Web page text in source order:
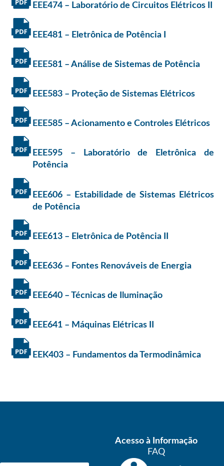
EEE474 – Laboratório de Circuitos Elétricos II
EEE481 – Eletrônica de Potência I
EEE581 – Análise de Sistemas de Potência
EEE583 – Proteção de Sistemas Elétricos
EEE585 – Acionamento e Controles Elétricos
EEE595 – Laboratório de Eletrônica de
Potência
EEE606 – Estabilidade de Sistemas Elétricos
de Potência
EEE613 – Eletrônica de Potência II
EEE636 – Fontes Renováveis de Energia
EEE640 – Técnicas de Iluminação
EEE641 – Máquinas Elétricas II
EEK403 – Fundamentos da Termodinâmica
Acesso à Informação
FAQ